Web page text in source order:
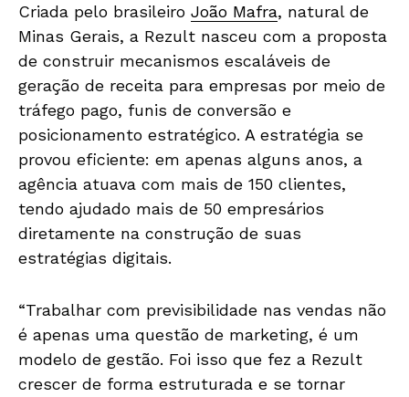
Criada pelo brasileiro João Mafra, natural de
Minas Gerais, a Rezult nasceu com a proposta
de construir mecanismos escaláveis de
geração de receita para empresas por meio de
tráfego pago, funis de conversão e
posicionamento estratégico. A estratégia se
provou eficiente: em apenas alguns anos, a
agência atuava com mais de 150 clientes,
tendo ajudado mais de 50 empresários
diretamente na construção de suas
estratégias digitais.
“Trabalhar com previsibilidade nas vendas não
é apenas uma questão de marketing, é um
modelo de gestão. Foi isso que fez a Rezult
crescer de forma estruturada e se tornar